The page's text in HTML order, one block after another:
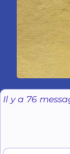
Il y a 76